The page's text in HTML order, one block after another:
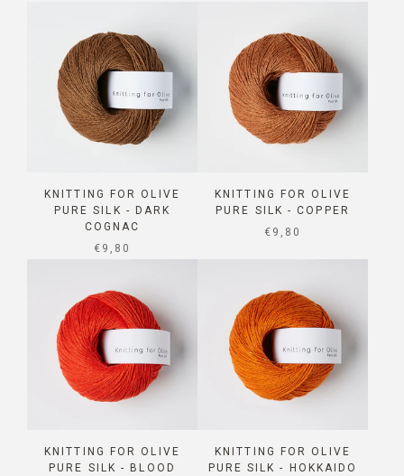
KNITTING FOR OLIVE
PURE SILK - DARK
COGNAC
SALE PRICE
€9,80
KNITTING FOR OLIVE
PURE SILK - COPPER
SALE PRICE
€9,80
KNITTING FOR OLIVE
PURE SILK - BLOOD
KNITTING FOR OLIVE
PURE SILK - HOKKAIDO